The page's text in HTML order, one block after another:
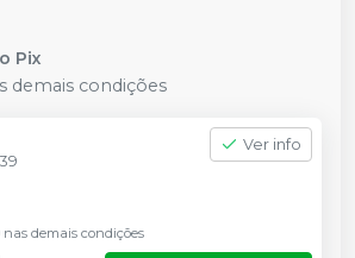
Pix
demais condições
Ver info
nas demais condições